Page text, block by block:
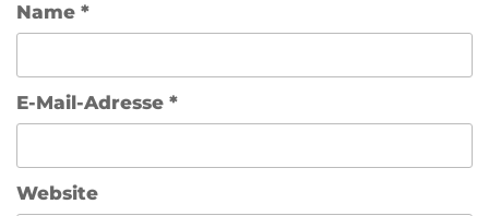
Name *
E-Mail-Adresse *
Website